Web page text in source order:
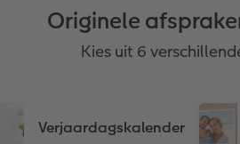
Originele
Kies uit 6
Verjaardagskalender